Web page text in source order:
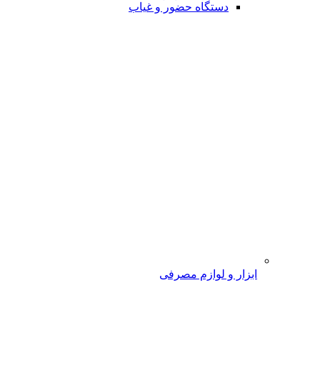
دستگاه حضور و غیاب
ابزار و لوازم مصرفی